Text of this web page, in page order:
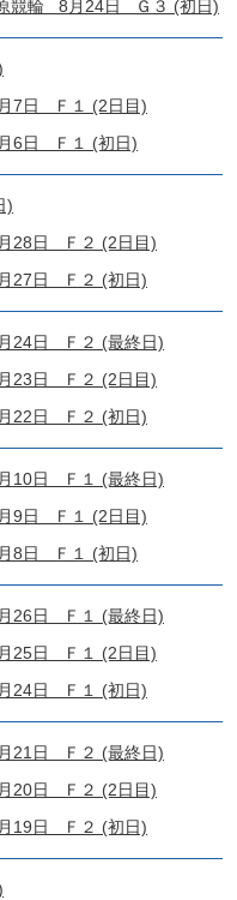
競輪 8月24日 Ｇ３ (初日)
7日 Ｆ１ (2日目)
6日 Ｆ１ (初日)
)
28日 Ｆ２ (2日目)
27日 Ｆ２ (初日)
24日 Ｆ２ (最終日)
23日 Ｆ２ (2日目)
22日 Ｆ２ (初日)
10日 Ｆ１ (最終日)
9日 Ｆ１ (2日目)
8日 Ｆ１ (初日)
26日 Ｆ１ (最終日)
25日 Ｆ１ (2日目)
24日 Ｆ１ (初日)
21日 Ｆ２ (最終日)
20日 Ｆ２ (2日目)
19日 Ｆ２ (初日)